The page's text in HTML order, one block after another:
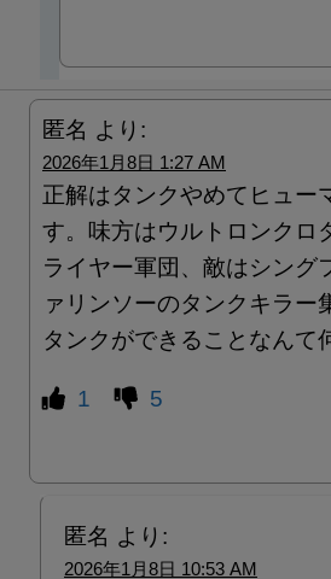
匿名 より:
2026年1月8日 1:27 AM
正解はタンクやめてヒュー
す。味方はウルトロンクロ
ライヤー軍団、敵はシング
ァリンソーのタンクキラー
タンクができることなんて
1 5
匿名 より:
2026年1月8日 10:53 AM